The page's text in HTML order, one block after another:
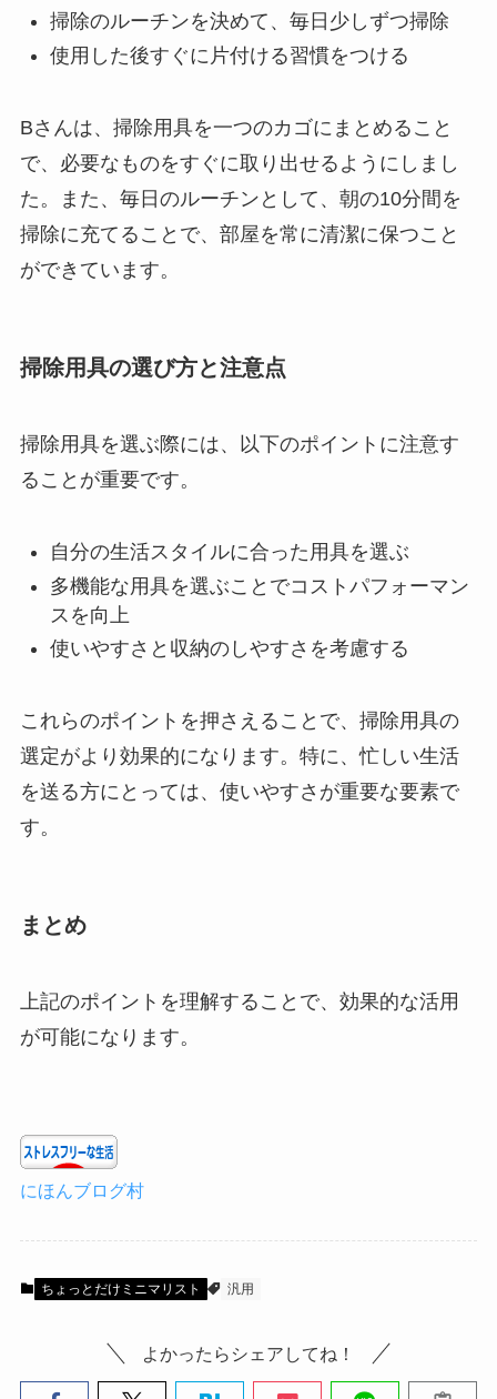
掃除のルーチンを決めて、毎日少しずつ掃除
使用した後すぐに片付ける習慣をつける
Bさんは、掃除用具を一つのカゴにまとめること
で、必要なものをすぐに取り出せるようにしまし
た。また、毎日のルーチンとして、朝の10分間を
掃除に充てることで、部屋を常に清潔に保つこと
ができています。
掃除用具の選び方と注意点
掃除用具を選ぶ際には、以下のポイントに注意す
ることが重要です。
自分の生活スタイルに合った用具を選ぶ
多機能な用具を選ぶことでコストパフォーマン
スを向上
使いやすさと収納のしやすさを考慮する
これらのポイントを押さえることで、掃除用具の
選定がより効果的になります。特に、忙しい生活
を送る方にとっては、使いやすさが重要な要素で
す。
まとめ
上記のポイントを理解することで、効果的な活用
が可能になります。
にほんブログ村
ちょっとだけミニマリスト 汎用
よかったらシェアしてね！